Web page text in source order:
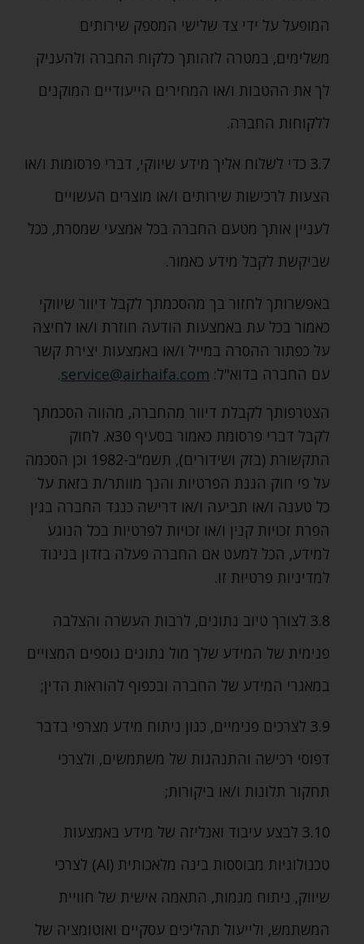
המופעל על ידי צד שלישי המספק שירותים
משלימים‚ במטרה לזהותך כלקוח החברה ולהעניק
לך את ההטבות ו/או המחירים הייעודיים המוקנים
ללקוחות החברה.
3.7 כדי לשלוח אליך מידע שיווקי‚ דברי פרסומות ו/או
הצעות לרכישות שירותים ו/או מוצרים העשויים
לעניין אותך מטעם החברה בכל אמצעי שמסרת‚ ככל
שביקשת לקבל מידע כאמור.
באפשרותך לחזור בך מהסכמתך לקבל דיוור שיווקי
כאמור בכל עת באמצעות הודעה חוזרת ו/או לחיצה
על כפתור ההסרה במייל ו/או באמצעות יצירת קשר
עם החברה בדוא"ל: service@airhaifa.com
.
הצטרפותך לקבלת דיוור מהחברה‚ מהווה הסכמתך
לקבל דברי פרסומת כאמור בסעיף 30א. לחוק
התקשורת (בזק ושידורים)‚ תשמ"ב-1982 וכן הסכמה
על פי חוק הגנת הפרטיות והנך מוותר/ת בזאת על
כל טענה ו/או תביעה ו/או דרישה כנגד החברה בגין
הפרת זכויות קנין ו/או זכויות לפרטיות בכל הנוגע
למידע‚ הכל למעט אם החברה פעלה בזדון בניגוד
למדיניות פרטיות זו.
3.8 לצורך טיוב נתונים‚ לרבות העשרה והצלבה
פנימית של המידע שלך מול נתונים נוספים המצויים
במאגרי המידע של החברה ובכפוף להוראות הדין;
3.9 לצרכים פנימיים‚ כגון ניתוח מידע מצרפי בדבר
דפוסי רכישה והתנהגות של משתמשים‚ ולצרכי
תחקור תלונות ו/או ביקורות;
3.10 לבצע עיבוד ואנליזה של מידע באמצעות
טכנולוגיות מבוססות בינה מלאכותית (AI) לצרכי
שיווק‚ ניתוח מגמות‚ התאמה אישית של חוויית
המשתמש‚ ולייעול תהליכים עסקיים ואוטומציה של